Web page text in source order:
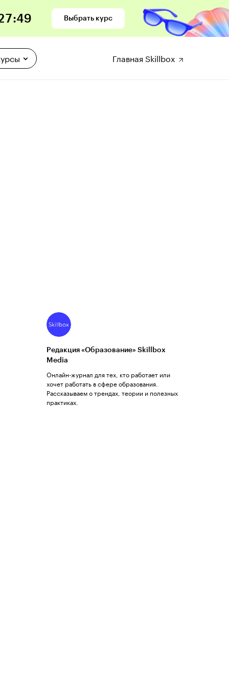
:47 Выбрать курс
Главная Skillbox
Редакция «Образование» Skillbox
Media
Онлайн-журнал для тех, кто работает или
хочет работать в сфере образования.
Рассказываем о трендах, теории и полезных
практиках.